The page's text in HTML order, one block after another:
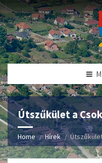
Útszűkület a
Home Hírek